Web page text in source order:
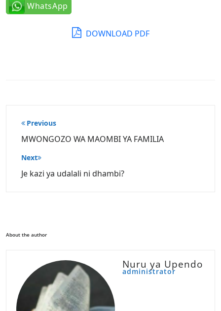
WhatsApp
DOWNLOAD PDF
Post
navigation
Previous
MWONGOZO WA MAOMBI YA FAMILIA
Next
Je kazi ya udalali ni dhambi?
About the author
Nuru ya Upendo
administrator